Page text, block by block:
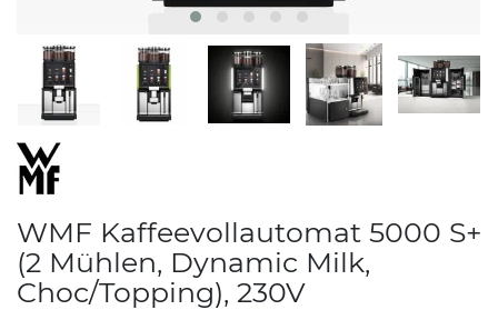
WMF Kaffeevollautomat 5000 S+
(2 Mühlen, Dynamic Milk,
Choc/Topping), 230V